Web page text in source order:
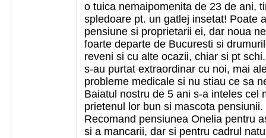
o tuica nemaipomenita de 23 de ani,
spledoare pt. un gatlej insetat! Poate
pensiune si proprietarii ei, dar noua
foarte departe de Bucuresti si
reveni si cu alte ocazii, chiar si pt
s-au purtat extraordinar cu noi, mai
probleme medicale si nu stiau ce sa
Baiatul nostru de 5 ani s-a inteles cel
prietenul lor bun si mascota
Recomand pensiunea Onelia pentru
si a mancarii, dar si pentru cadrul